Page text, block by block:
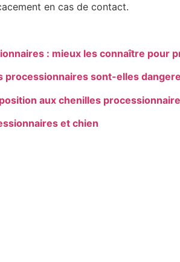
en cas de contact.
: mieux les connaître pour
processionnaires sont-elles
aux chenilles
et chien